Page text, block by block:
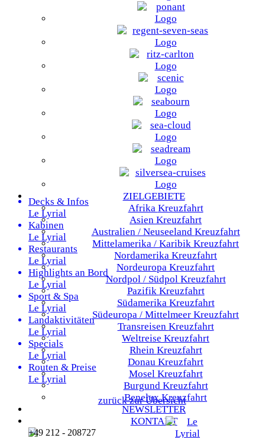
ZIELGEBIETE
Afrika Kreuzfahrt
Asien Kreuzfahrt
Australien / Neuseeland Kreuzfahrt
Mittelamerika / Karibik Kreuzfahrt
Nordamerika Kreuzfahrt
Nordeuropa Kreuzfahrt
Nordpol / Südpol Kreuzfahrt
Pazifik Kreuzfahrt
Südamerika Kreuzfahrt
Südeuropa / Mittelmeer Kreuzfahrt
Transreisen Kreuzfahrt
Weltreise Kreuzfahrt
Rhein Kreuzfahrt
Donau Kreuzfahrt
Mosel Kreuzfahrt
Burgund Kreuzfahrt
BeneluxKreuzfahrt
NEWSLETTER
KONTAKT
+49 212 - 208727
Decks & Infos
Le Lyrial
Kabinen
Le Lyrial
Restaurants
Le Lyrial
Highlights an Bord
Le Lyrial
Sport & Spa
Le Lyrial
Landaktivitäten
Le Lyrial
Specials
Le Lyrial
Routen & Preise
Le Lyrial
zurück zur Übersicht